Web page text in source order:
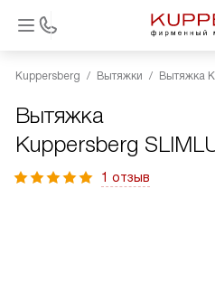
Kuppersberg Вытяжки Вытяжка
Вытяжка
Kuppersberg
1 отзыв